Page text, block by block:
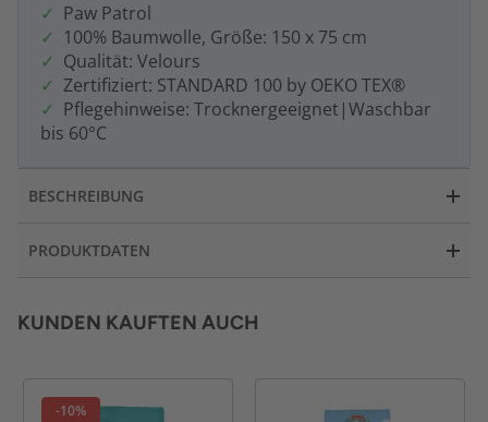
Paw Patrol
100% Baumwolle, Größe: 150 x 75 cm
Qualität: Velours
Zertifiziert: STANDARD 100 by OEKO TEX®
Pflegehinweise: Trocknergeeignet|Waschbar
bis 60°C
BESCHREIBUNG
PRODUKTDATEN
KUNDEN KAUFTEN AUCH
-10%